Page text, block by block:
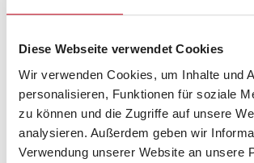
Diese Webseite verwendet Cookies
Wir verwenden Cookies, um Inhalte und
personalisieren, Funktionen für soziale
zu können und die Zugriffe auf unsere
analysieren. Außerdem geben wir
Verwendung unserer Website an unsere
Beschreibung
Der CaraOne.
Ein echter Alleskönner für Paare,
Familien.
Was zeichnet ihn aus?! Flexible